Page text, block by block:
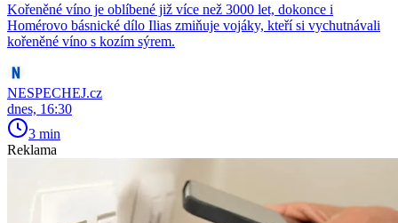
Kořeněné víno je oblíbené již více než 3000 let, dokonce i
Homérovo básnické dílo Ilias zmiňuje vojáky, kteří si vychutnávali
kořeněné víno s kozím sýrem.
NESPECHEJ.cz
dnes, 16:30
3 min
Reklama